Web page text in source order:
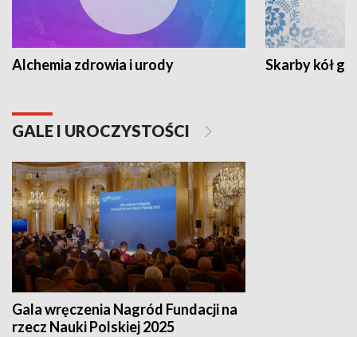
Alchemia zdrowia i urody Skarby kół
GALE I UROCZYSTOŚCI
Gala wręczenia Nagród Fundacji na
rzecz Nauki Polskiej 2025